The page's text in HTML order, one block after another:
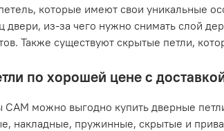
которые имеют свои уникальные
двери, из-за чего нужно снимать слой
Также существуют скрытые петли,
по хорошей цене с
можно выгодно купить дверные
накладные, пружинные, скрытые и